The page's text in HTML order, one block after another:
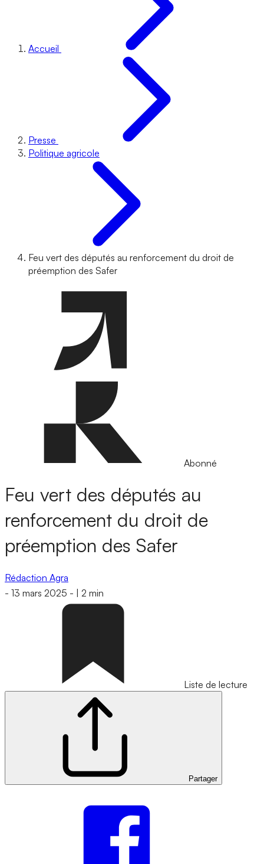
Accueil
Presse
Politique agricole
Feu vert des députés au renforcement du droit de
préemption des Safer
Abonné
Feu vert des députés au
renforcement du droit de
préemption des Safer
Rédaction Agra
- 13 mars 2025 - 2 min
Liste de lecture
Partager